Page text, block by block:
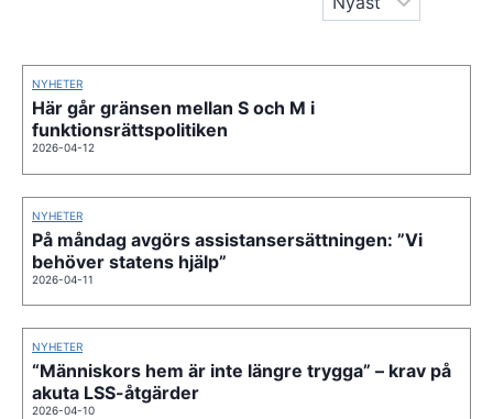
NYHETER
Här går gränsen mellan S och M i
funktionsrättspolitiken
2026-04-12
NYHETER
På måndag avgörs assistansersättningen: ”Vi
behöver statens hjälp”
2026-04-11
NYHETER
“Människors hem är inte längre trygga” – krav på
akuta LSS-åtgärder
2026-04-10